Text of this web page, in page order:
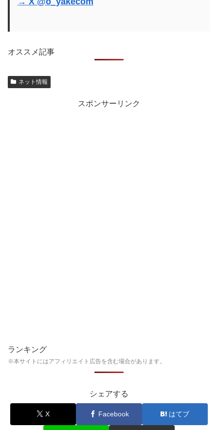
オススメ記事
ネット情報
スポンサーリンク
ランキング
※本サイトにはアフィリエイト広告を含む場合があります。
シェアする
X Facebook はてブ